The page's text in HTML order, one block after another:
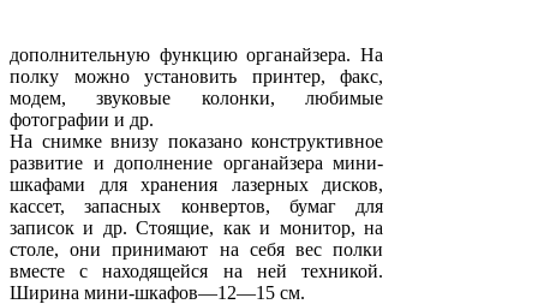
дополнительную функцию органайзера. На
полку можно установить принтер, факс,
модем, звуковые колонки, любимые
фотографии и др.
На снимке внизу показано конструктивное
развитие и дополнение органайзера мини-
шкафами для хранения лазерных дисков,
кассет, запасных конвертов, бумаг для
записок и др. Стоящие, как и монитор, на
столе, они принимают на себя вес полки
вместе с находящейся на ней техникой.
Ширина мини-шкафов—12—15 см.